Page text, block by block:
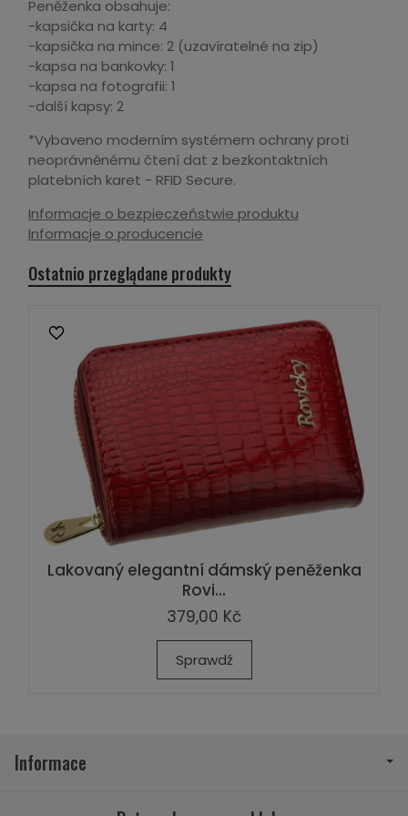
Peněženka obsahuje:
-kapsička na karty: 4
-kapsička na mince: 2 (uzavíratelné na zip)
-kapsa na bankovky: 1
-kapsa na fotografii: 1
-další kapsy: 2
*Vybaveno moderním systémem ochrany proti
neoprávněnému čtení dat z bezkontaktních
platebních karet - RFID Secure.
Informacje o bezpieczeństwie produktu
Informacje o producencie
Ostatnio przeglądane produkty
Lakovaný elegantní dámský peněženka
Rovi...
379,00 Kč
Sprawdź
Informace